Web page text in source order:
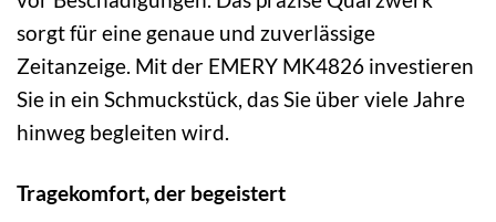
sorgt für eine genaue und zuverlässige
Zeitanzeige. Mit der EMERY MK4826 investieren
Sie in ein Schmuckstück, das Sie über viele Jahre
hinweg begleiten wird.
Tragekomfort, der begeistert